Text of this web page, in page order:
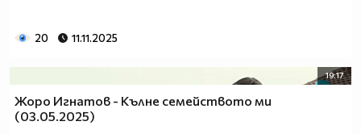
20 11.11.2025
19:17
Жоро Игнатов - Кълне семейството ми
(03.05.2025)